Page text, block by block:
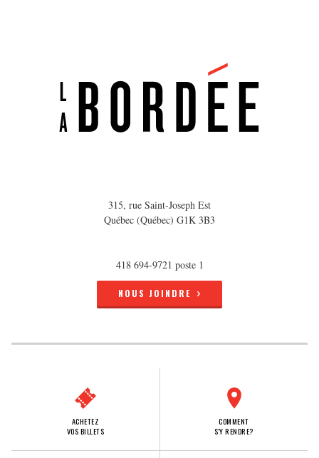
315, rue Saint-Joseph Est
Québec (Québec) G1K 3B3
418 694-9721 poste 1
NOUS JOINDRE
ACHETEZ
VOS BILLETS
COMMENT
S'Y RENDRE?